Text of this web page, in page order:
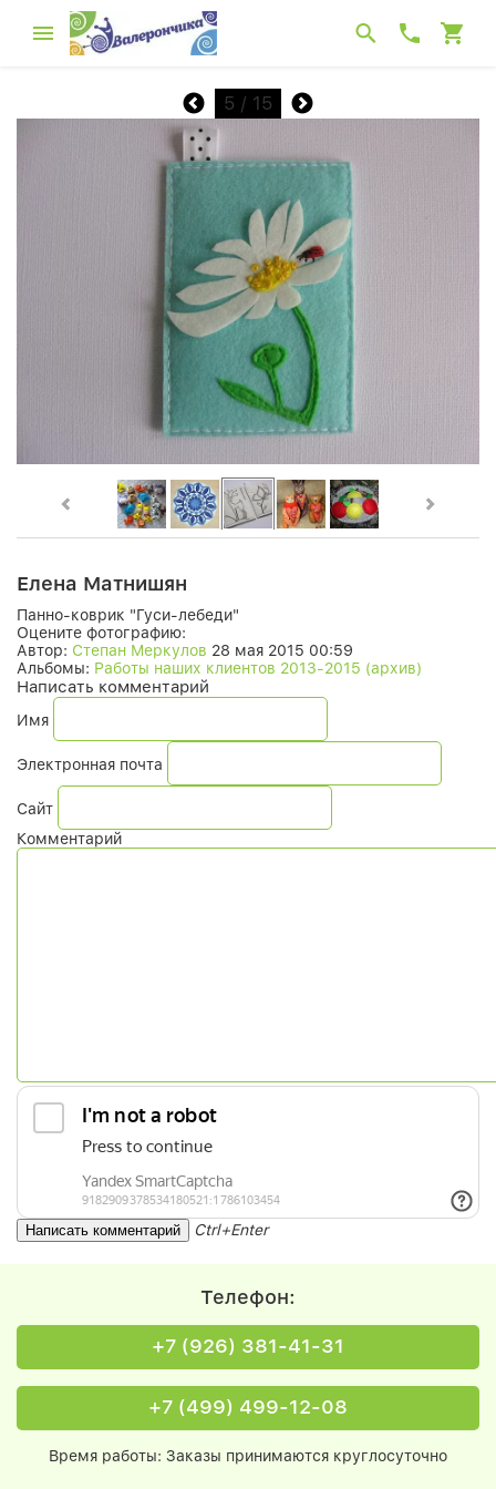
5 / 15
Елена Матнишян
Панно-коврик "Гуси-лебеди"
Оцените фотографию:
Автор: Степан Меркулов 28 мая 2015 00:59
Альбомы: Работы наших клиентов 2013-2015 (архив)
Написать комментарий
Имя
Электронная почта
Сайт
Комментарий
Ctrl+Enter
Телефон:
+7 (926) 381-41-31
+7 (499) 499-12-08
Время работы: Заказы принимаются круглосуточно